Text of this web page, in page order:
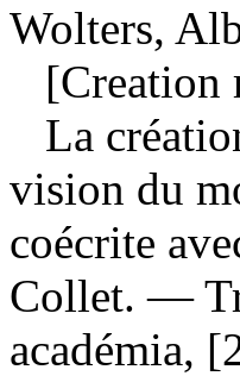
Wolters,
[Creation
La
vision du
coécrite
Collet. —
académia,